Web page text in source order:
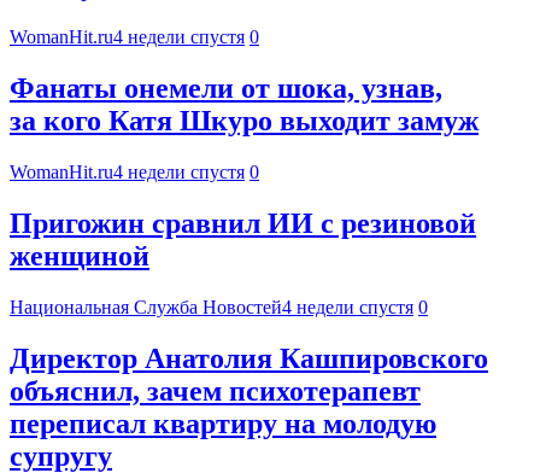
WomanHit.ru4 недели спустя 0
Фанаты онемели от шока, узнав,
за кого Катя Шкуро выходит замуж
WomanHit.ru4 недели спустя 0
Пригожин сравнил ИИ с резиновой
женщиной
Национальная Служба Новостей4 недели спустя 0
Директор Анатолия Кашпировского
объяснил, зачем психотерапевт
переписал квартиру на молодую
супругу